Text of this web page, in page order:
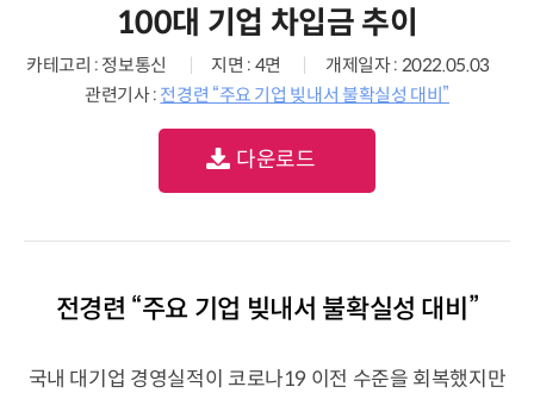
100대 기업 차입금 추이
카테고리 : 정보통신 지면 : 4면
개제일자 : 2022.05.03
관련기사 : 전경련 “주요 기업 빚내서 불확실성 대비”
다운로드
전경련 “주요 기업 빚내서 불확실성 대비”
국내 대기업 경영실적이 코로나19 이전 수준을 회복했지만